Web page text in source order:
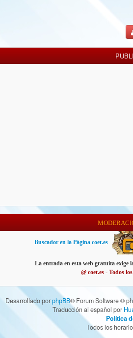
Buscador en la Página coet.es
La entrada en esta web gratuita exige
@ coet.es - Todos
Desarrollado porphpBB® Forum Software ©
Traducción al español por
Política
Todos los